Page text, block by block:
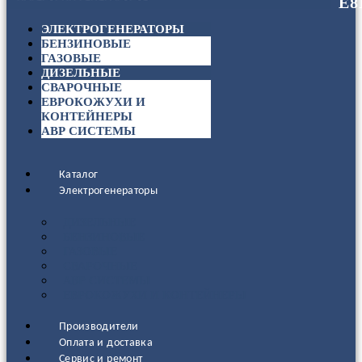
ЭЛЕКТРОГЕНЕРАТОРЫ
БЕНЗИНОВЫЕ
ГАЗОВЫЕ
ДИЗЕЛЬНЫЕ
СВАРОЧНЫЕ
ЕВРОКОЖУХИ И
КОНТЕЙНЕРЫ
АВР СИСТЕМЫ
Каталог
Электрогенераторы
Производители
Оплата и доставка
Сервис и ремонт